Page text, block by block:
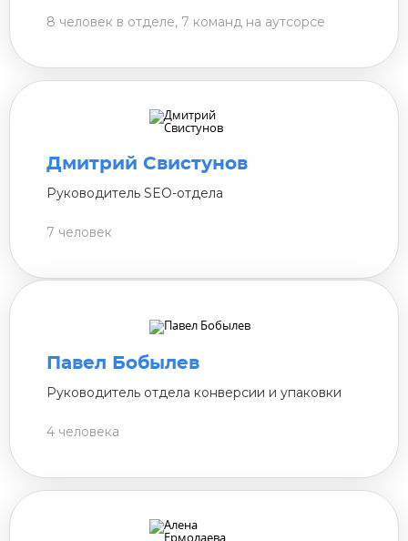
8 человек в отделе, 7 команд на аутсорсе
Дмитрий Свистунов
Руководитель SEO-отдела
7 человек
Павел Бобылев
Руководитель отдела конверсии и упаковки
4 человека